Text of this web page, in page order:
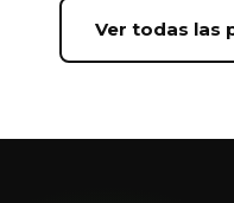
Ver todas las